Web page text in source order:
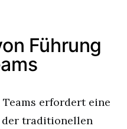
Führung
erfordert eine
der traditionellen